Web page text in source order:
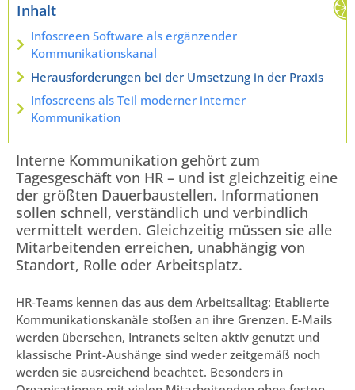
Inhalt
Infoscreen Software als ergänzender
Kommunikationskanal
Herausforderungen bei der Umsetzung in der Praxis
Infoscreens als Teil moderner interner
Kommunikation
Interne Kommunikation gehört zum
Tagesgeschäft von HR – und ist gleichzeitig eine
der größten Dauerbaustellen. Informationen
sollen schnell, verständlich und verbindlich
vermittelt werden. Gleichzeitig müssen sie alle
Mitarbeitenden erreichen, unabhängig von
Standort, Rolle oder Arbeitsplatz.
HR-Teams kennen das aus dem Arbeitsalltag: Etablierte
Kommunikationskanäle stoßen an ihre Grenzen. E-Mails
werden übersehen, Intranets selten aktiv genutzt und
klassische Print-Aushänge sind weder zeitgemäß noch
werden sie ausreichend beachtet. Besonders in